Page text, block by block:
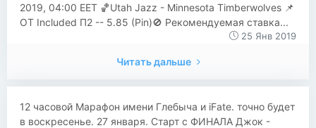
2019, 04:00 EET 🏀Utah Jazz - Minnesota Timberwolves 📌
OT Included П2 -- 5.85 (Pin)🚫 Рекомендуемая ставка...
25 Янв 2019
Читать дальше
12 часовой Марафон имени Глебыча и iFate. точно будет
в воскресенье. 27 января. Старт с ФИНАЛА Джок -